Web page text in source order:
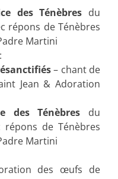
des Ténèbres du
répons de Ténèbres
Martini
– chant de
Jean & Adoration
des Ténèbres du
répons de Ténèbres
Martini
des œufs de